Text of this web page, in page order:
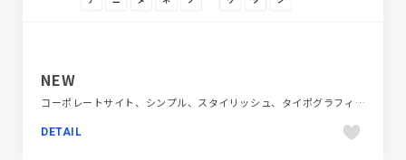
NEW
コーポレートサイト、シンプル、スタイリッシュ、タイポグラフィー、デザイン・アート・音楽・文芸、ホワイト系、大きめ写真
DETAIL